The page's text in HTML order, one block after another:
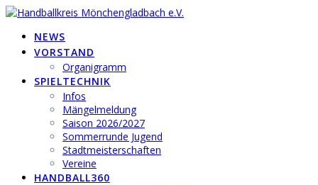
Zum
springenNEWS
VORSTAND
Organigramm
SPIELTECHNIK
Infos
Mängelmeldung
Saison 2026/2027
Sommerrunde Jugend
Stadtmeisterschaften
Vereine
HANDBALL360